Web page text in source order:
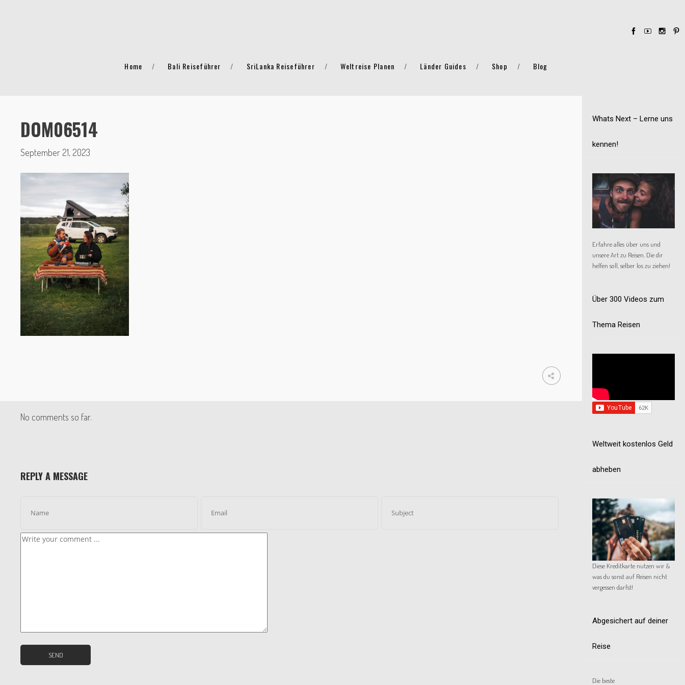
Home Bali Reiseführer SriLanka Reiseführer Weltreise Planen Länder Guides Shop Blog
DOM06514
September 21, 2023
No comments so far.
REPLY A MESSAGE
Whats Next – Lerne uns
kennen!
Erfahre alles über uns und
unsere Art zu Reisen. Die dir
helfen soll, selber los zu ziehen!
Über 300 Videos zum
Thema Reisen
Weltweit kostenlos Geld
abheben
Diese Kreditkarte nutzen wir &
was du sonst auf Reisen nicht
vergessen darfst!
Abgesichert auf deiner
Reise
Die beste